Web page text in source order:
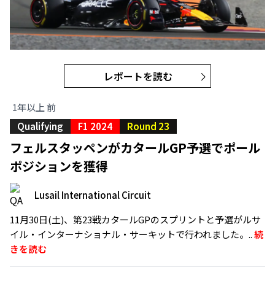
レポートを読む
1年以上 前
Qualifying
F1 2024 Round 23
フェルスタッペンがカタールGP予選でポール
ポジションを獲得
Lusail International Circuit
11月30日(土)、第23戦カタールGPのスプリントと予選がルサ
イル・インターナショナル・サーキットで行われました。..続
きを読む